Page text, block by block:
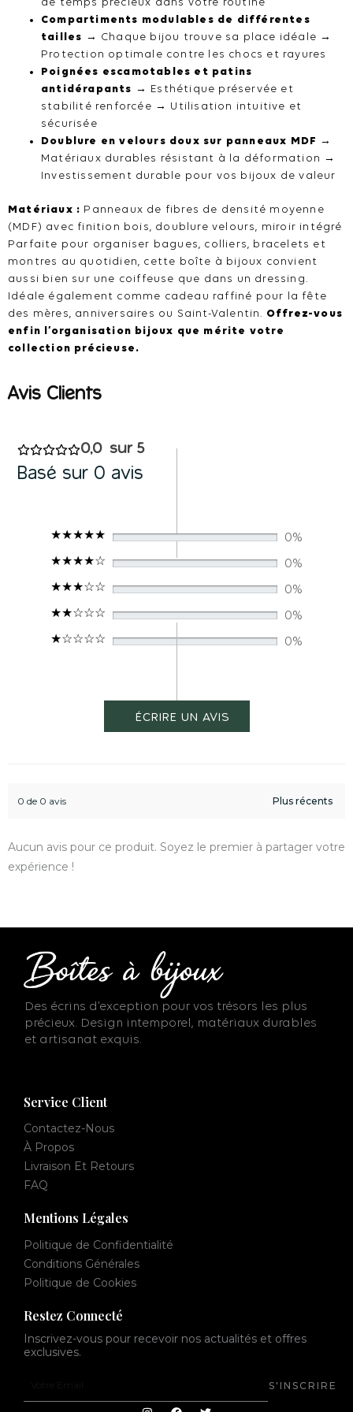
de temps précieux dans votre routine
Compartiments modulables de différentes
tailles → Chaque bijou trouve sa place idéale →
Protection optimale contre les chocs et rayures
Poignées escamotables et patins
antidérapants → Esthétique préservée et
stabilité renforcée → Utilisation intuitive et
sécurisée
Doublure en velours doux sur panneaux MDF →
Matériaux durables résistant à la déformation →
Investissement durable pour vos bijoux de valeur
Matériaux : Panneaux de fibres de densité moyenne
(MDF) avec finition bois, doublure velours, miroir intégré
Parfaite pour organiser bagues, colliers, bracelets et
montres au quotidien, cette boîte à bijoux convient
aussi bien sur une coiffeuse que dans un dressing.
Idéale également comme cadeau raffiné pour la fête
des mères, anniversaires ou Saint-Valentin. Offrez-vous
enfin l’organisation bijoux que mérite votre
collection précieuse.
0,0
Basé sur 0 avis
0%
0%
0%
0%
0%
0 de 0 avis
Aucun avis pour ce produit. Soyez le premier à partager votre
expérience !
Des écrins d’exception pour vos trésors les plus
précieux. Design intemporel, matériaux durables
et artisanat exquis.
Service Client
Contactez-Nous
À Propos
Livraison Et Retours
FAQ
Mentions Légales
Politique de Confidentialité
Conditions Générales
Politique de Cookies
Restez Connecté
Inscrivez-vous pour recevoir nos actualités et offres
exclusives.
Email
S'INSCRIRE
I F T